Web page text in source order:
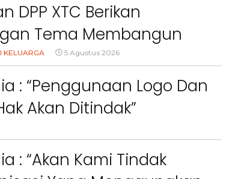
DPP XTC Berikan
Tema Membangun
Menjaga
Era Digital
KELUARGA 5 Agustus 2026
: “Penggunaan Logo Dan
Akan Ditindak”
: “Akan Kami Tindak